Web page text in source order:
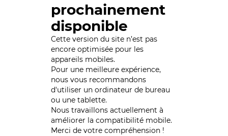
prochainement
disponible
Cette version du site n’est pas
encore optimisée pour les
appareils mobiles.
Pour une meilleure expérience,
nous vous recommandons
d'utiliser un ordinateur de bureau
ou une tablette.
Nous travaillons actuellement à
améliorer la compatibilité mobile.
Merci de votre compréhension !